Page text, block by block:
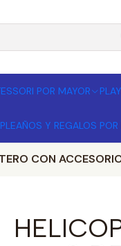
POR MAYOR
Y REGALOS POR
CON